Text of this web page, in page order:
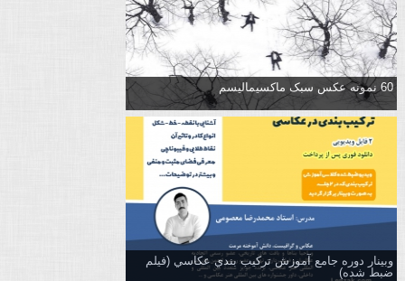
60 نمونه عکس سبک ماکسیمالیسم
وبینار دوره جامع آموزش تركيب بندي عكاسي (فیلم
ضبط شده)